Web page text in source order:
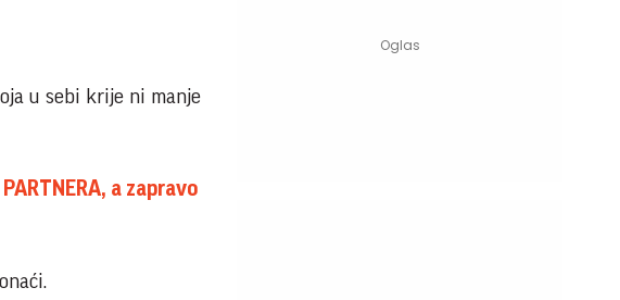
u sebi krije ni manje
a zapravo